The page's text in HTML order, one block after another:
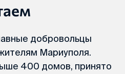
добровольцы
Мариуполя.
400 домов, принято